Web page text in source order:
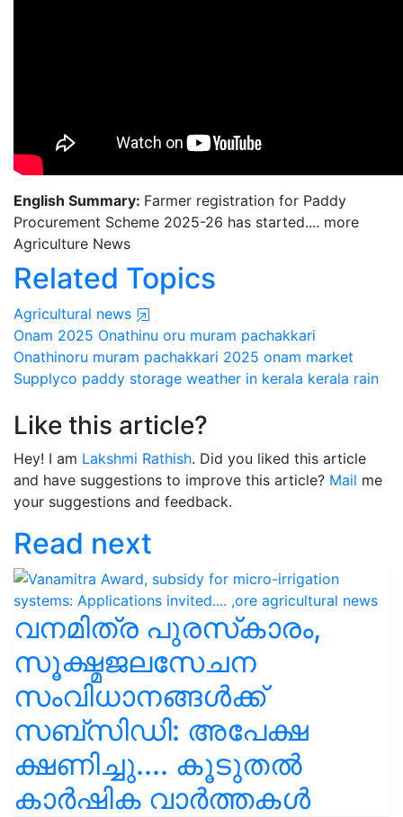
English Summary: Farmer registration for Paddy
Procurement Scheme 2025-26 has started.... more
Agriculture News
Related Topics
Agricultural news
Onam 2025 Onathinu oru muram pachakkari
Onathinoru muram pachakkari 2025 onam market
Supplyco paddy storage weather in kerala kerala rain
Like this article?
Hey! I am Lakshmi Rathish. Did you liked this article
and have suggestions to improve this article? Mail me
your suggestions and feedback.
Read next
വനമിത്ര പുരസ്‌കാരം,
സൂക്ഷ്മജലസേചന
സംവിധാനങ്ങള്‍ക്ക്
സബ്സിഡി: അപേക്ഷ
ക്ഷണിച്ചു.... കൂടുതൽ
കാർഷിക വാർത്തകൾ